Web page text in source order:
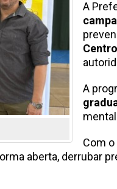
A
A
Com
aberta, derrubar